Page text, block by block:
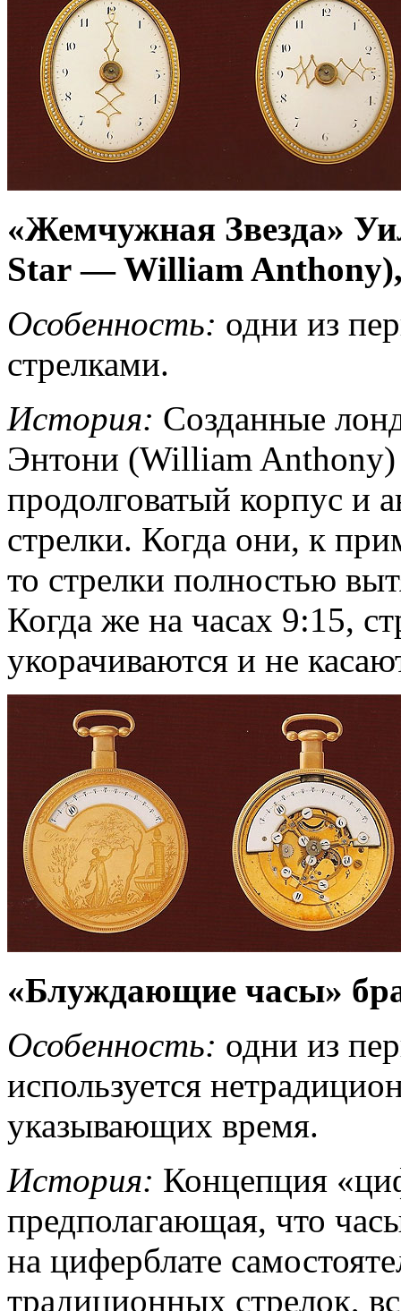
«Жемчужная Звезда»
Star — William Anthony),
Особенность: одни из
стрелками.
История: Созданные
Энтони (William
продолговатый корпус и
стрелки. Когда они, к
то стрелки полностью
Когда же на часах 9:15,
укорачиваются и не
«Блуждающие часы»
Особенность: одни из
используется
указывающих время.
История: Концепция
предполагающая, что
на циферблате
традиционных стрелок,